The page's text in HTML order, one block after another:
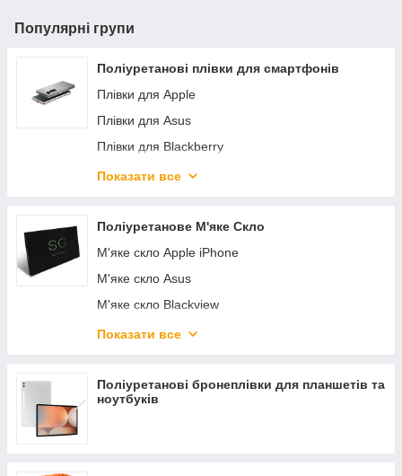
Популярні групи
Поліуретанові плівки для смартфонів
Плівки для Apple
Плівки для Asus
Плівки для Blackberry
Плівки для Blackview
Плівки для Doogee
Плівки для Google Pixel
Плівки для Honor
Плівки для Huawei
Плівки для Lenovo
Плівки для Meizu
Плівки для Motorola
Показати все
Поліуретанове М'яке Скло
М'яке скло Apple iPhone
М'яке скло Asus
М'яке скло Blackview
М'яке скло Doogee
М'яке скло Huawei
М'яке скло Honor
Показати все
Поліуретанові бронеплівки для планшетів та
ноутбуків